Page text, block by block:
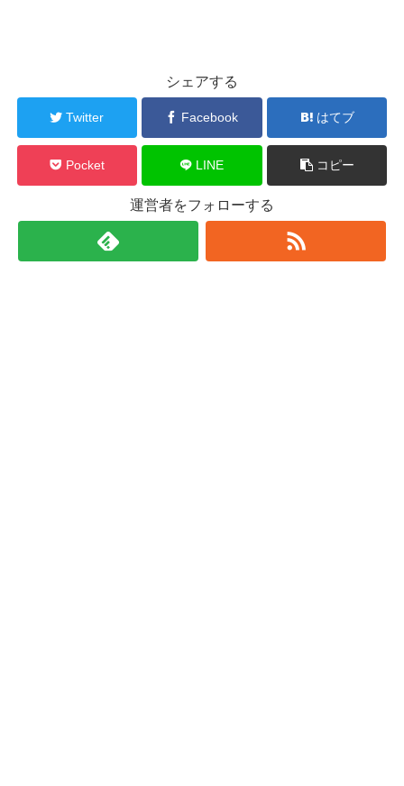
シェアする
Twitter Facebook はてブ
Pocket LINE コピー
運営者をフォローする